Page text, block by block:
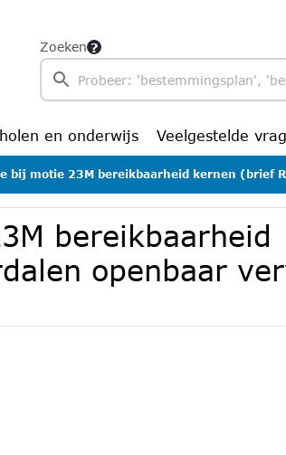
Zoeken
en onderwijs Veelgestelde
motie 23M bereikbaarheid kernen (brief Roerdalen openbaar vervoer; ter
bereikbaarheid
openbaar